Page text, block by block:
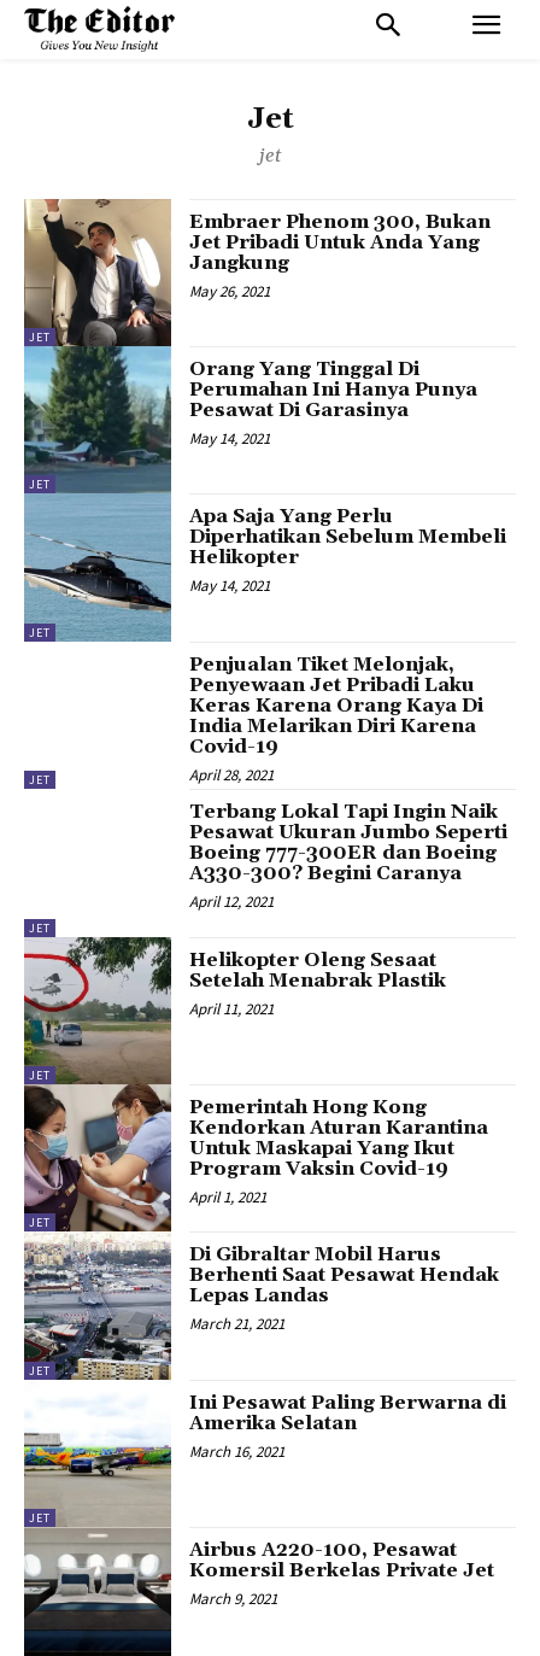
Jet
jet
JET
Embraer Phenom 300, Bukan
Jet Pribadi Untuk Anda Yang
Jangkung
May 26, 2021
JET
Orang Yang Tinggal Di
Perumahan Ini Hanya Punya
Pesawat Di Garasinya
May 14, 2021
JET
Apa Saja Yang Perlu
Diperhatikan Sebelum Membeli
Helikopter
May 14, 2021
JET
Penjualan Tiket Melonjak,
Penyewaan Jet Pribadi Laku
Keras Karena Orang Kaya Di
India Melarikan Diri Karena
Covid-19
April 28, 2021
JET
Terbang Lokal Tapi Ingin Naik
Pesawat Ukuran Jumbo Seperti
Boeing 777-300ER dan Boeing
A330-300? Begini Caranya
April 12, 2021
JET
Helikopter Oleng Sesaat
Setelah Menabrak Plastik
April 11, 2021
JET
Pemerintah Hong Kong
Kendorkan Aturan Karantina
Untuk Maskapai Yang Ikut
Program Vaksin Covid-19
April 1, 2021
JET
Di Gibraltar Mobil Harus
Berhenti Saat Pesawat Hendak
Lepas Landas
March 21, 2021
JET
Ini Pesawat Paling Berwarna di
Amerika Selatan
March 16, 2021
Airbus A220-100, Pesawat
Komersil Berkelas Private Jet
March 9, 2021